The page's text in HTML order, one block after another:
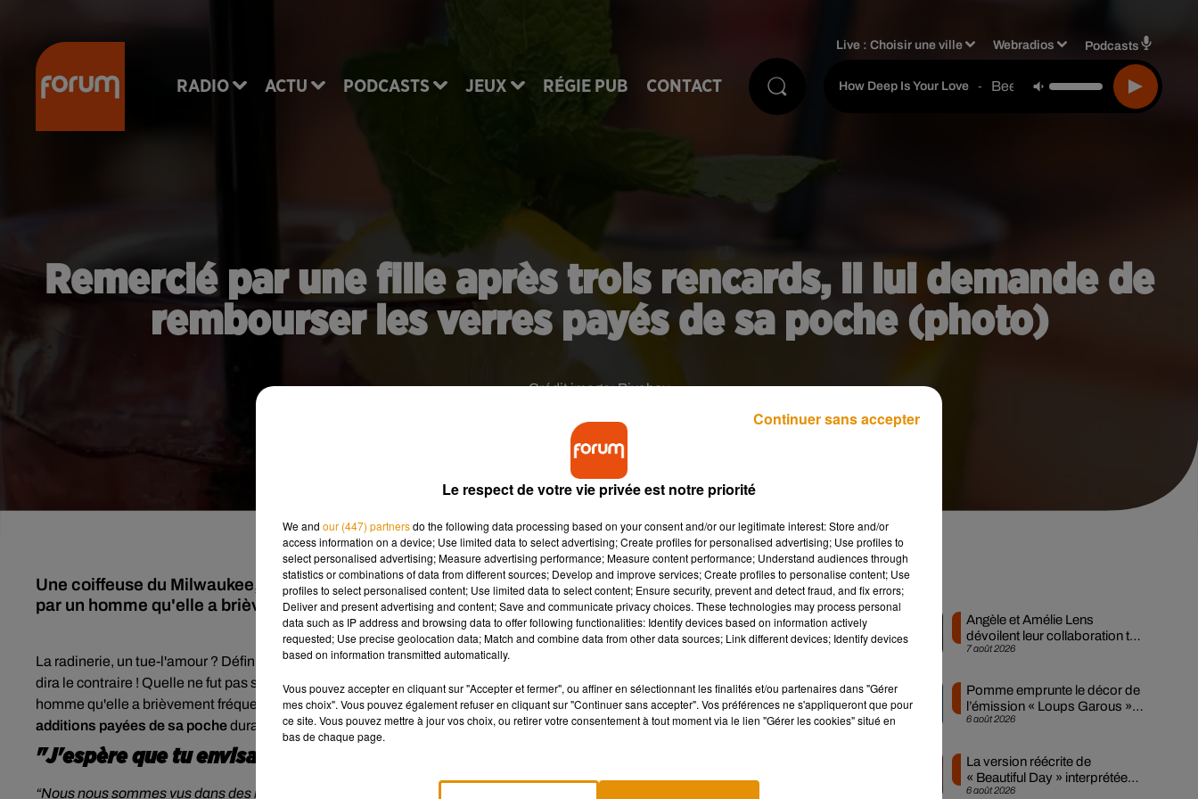
RADIO ACTU PODCASTS JEUX RÉGIE PUB CONTACT
Live :Choisir une ville Webradios Podcasts
How Deep Is Your Love - Bee Gees
Remercié par une fille après trois rencards, il lui demande de
rembourser les verres payés de sa poche (photo)
Crédit image:Pixabay
Une coiffeuse du Milwaukee, aux États-Unis, vient de dévoiler avec humour la demande envoyée
par un homme qu'elle a brièvement fréquenté par le passé.
La radinerie, un tue-l'amour ? Définitivement oui ! Et ce n'est pas Alex, une coiffeuse américaine originaire du Milwaukee, qui
dira le contraire ! Quelle ne fut pas sa stupeur lorsque cette jeune femme a reçu un message très culotté
de la part d'un
homme qu'elle a brièvement fréquenté par le passé. Ce dernier lui a en effet demandédelui rembourser 30 euros, soitles
additions payées de sa pochedurant leurs trois rencards, parce que celle-ci a décidé de ne pas le revoir.
"J'espère que tu envisageras de me rembourser"
“Nous nous sommes vus dans des bars et restaurants, j’ai payé pour nous deux à chaque fois. Je dirais que 30 euros est ce
Musique
7 août 2026
Angèle et Amélie Lens
dévoilent leur collaboration tant
attendue
6 août 2026
Pomme emprunte le décor de
l’émission « Loups Garous »
pour son...
6 août 2026
La version réécrite de
« Beautiful Day » interprétée
lors des...
Le respect de votre vie privée est notre priorité
We and our (447) partnersdo the following data processing based on your consent and/or our legitimate interest: Store and/or
access information on a device; Use limited data to select advertising; Create profiles for personalised advertising; Use profiles to
select personalised advertising; Measure advertising performance; Measure content performance; Understand audiences through
statistics or combinations of data from different sources; Develop and improve services; Create profiles to personalise content; Use
profiles to select personalised content; Use limited data to select content; Ensure security, prevent and detect fraud, and fix errors;
Deliver and present advertising and content; Save and communicate privacy choices. These technologies may process personal
data such as IP address and browsing data to offer following functionalities: Identify devices based on information actively
requested; Use precise geolocation data; Match and combine data from other data sources; Link different devices; Identify devices
based on information transmitted automatically.
Vous pouvez accepter en cliquant sur "Accepter et fermer", ou affiner en sélectionnant les finalités et/ou partenaires dans "Gérer
mes choix". Vous pouvez également refuser en cliquant sur "Continuer sans accepter". Vos préférences ne s'appliqueront que pour
ce site. Vous pouvez mettre à jour vos choix, ou retirer votre consentement à tout moment via le lien "Gérer les cookies" situé en
bas de chaque page.
Continuer sans accepter